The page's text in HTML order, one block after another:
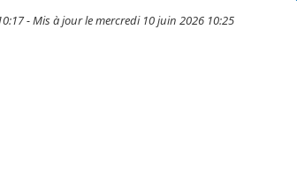
- Mis à jour le mercredi 10 juin 2026 10:25